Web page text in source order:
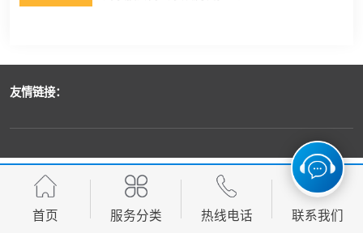
友情链接：
首页 服务分类 热线电话 联系我们